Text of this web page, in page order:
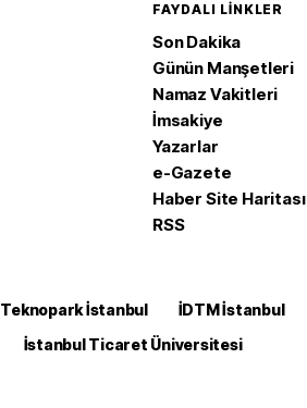
FAYDALI LINKLER
Son Dakika
Günün Manşetleri
Namaz Vakitleri
İmsakiye
Yazarlar
e-Gazete
Haber Site Haritası
RSS
Teknopark İstanbul İDTM İstanbul
İstanbul Ticaret Üniversitesi